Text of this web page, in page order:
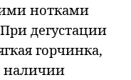
нотками
дегустации
горчинка,
наличии